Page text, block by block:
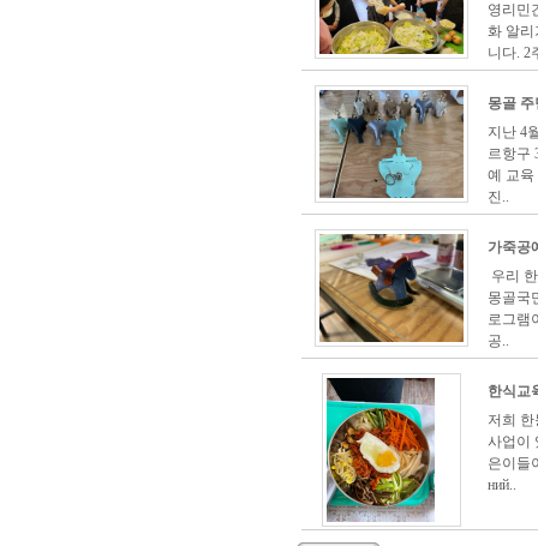
영리민
화 알리
니다. 2
몽골
지난 4
르항구
예 교육
진..
가죽공
우리
몽골국
로그램
공..
한식교
저희
사업이
은이들
ний..